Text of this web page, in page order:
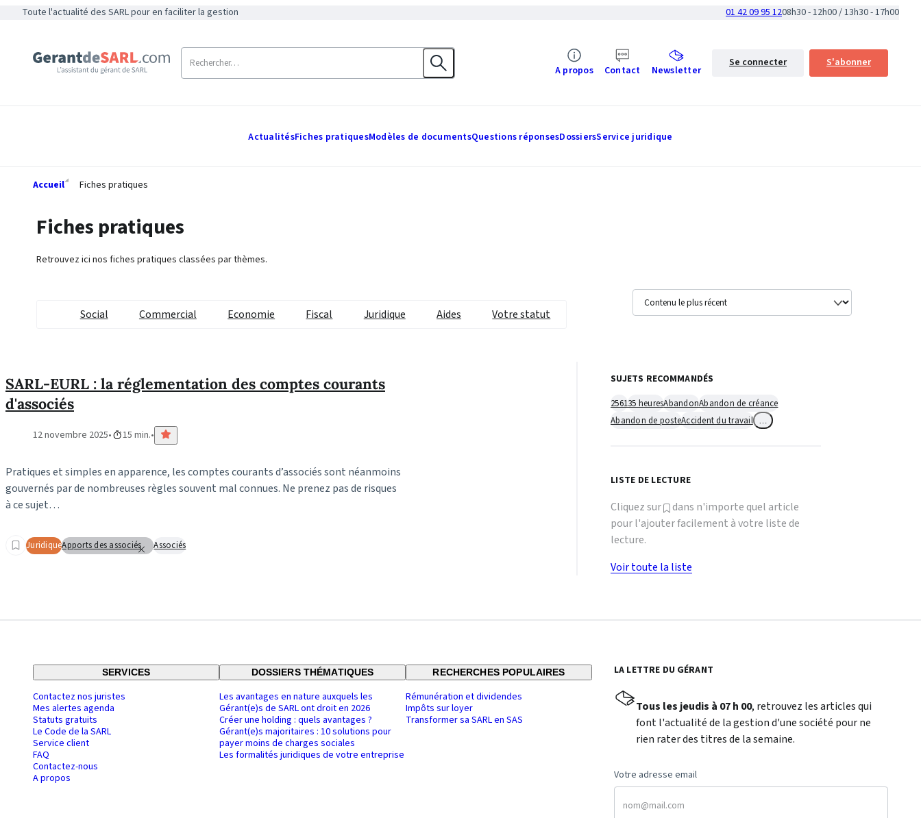
Toute l'actualité des SARL pour en faciliter la gestion 01 42 09 95 1208h30 - 12h00 / 13h30 - 17h00
A propos Contact Newsletter
Se connecter S'abonner
ActualitésFiches pratiquesModèles de documentsQuestions réponsesDossiersService juridique
Accueil Fiches pratiques
Fiches pratiques
Retrouvez ici nos fiches pratiques classées par thèmes.
Social Commercial Economie Fiscal Juridique Aides Votre statut
SARL-EURL : la réglementation des comptes courants
d'associés
12 novembre 2025 15 min.
Pratiques et simples en apparence, les comptes courants d’associés sont néanmoins
gouvernés par de nombreuses règles souvent mal connues. Ne prenez pas de risques
à ce sujet…
JuridiqueApports des associés Associés
SUJETS RECOMMANDÉS
256135 heuresAbandonAbandon de créance
Abandon de posteAccident du travail
LISTE DE LECTURE
Cliquez sur
dans n'importe quel article
pour l'ajouter facilement à votre liste de
lecture.
Voir toute la liste
SERVICES
Contactez nos juristes
Mes alertes agenda
Statuts gratuits
Le Code de la SARL
Service client
FAQ
Contactez-nous
A propos
DOSSIERS THÉMATIQUES
Les avantages en nature auxquels les
Gérant(e)s de SARL ont droit en 2026
Créer une holding : quels avantages ?
Gérant(e)s majoritaires : 10 solutions pour
payer moins de charges sociales
Les formalités juridiques de votre entreprise
RECHERCHES POPULAIRES
Rémunération et dividendes
Impôts sur loyer
Transformer sa SARL en SAS
LA LETTRE DU GÉRANT
Tous les jeudis à 07 h 00, retrouvez les articles qui
font l'actualité de la gestion d'une société pour ne
rien rater des titres de la semaine.
Votre adresse email